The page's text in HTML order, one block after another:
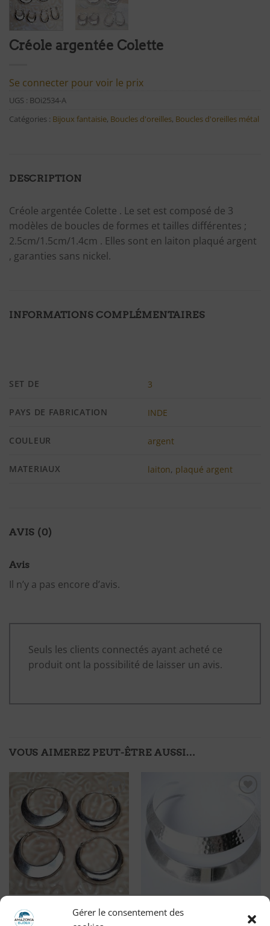
Gérer le consentement des
Créole argentée Colette
Se connecter pour voir le prix
UGS : BOi2534-A
Catégories : Bijoux fantaisie, Boucles d'oreilles, Boucles d'oreilles métal
DESCRIPTION
Créole argentée Colette . Le set est composé de 3
modèles de boucles de formes et tailles différentes ;
2.5cm/1.5cm/1.4cm . Elles sont en laiton plaqué argent
, garanties sans nickel.
INFORMATIONS COMPLÉMENTAIRES
SET DE 3
PAYS DE FABRICATION INDE
COULEUR argent
MATERIAUX laiton, plaqué argent
AVIS (0)
Avis
Il n’y a pas encore d’avis.
Seuls les clients connectés ayant acheté ce
produit ont la possibilité de laisser un avis.
VOUS AIMEREZ PEUT-ÊTRE AUSSI…
Ajouter
liste
d'envies
Grande Créole argentée
Clara
d'envies
Collier torque moderne en
métal argenté